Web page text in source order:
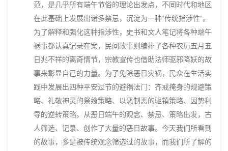
范，是几乎所有端午节俗的理论出发点，不同时代和地区
在此基础上发展出诸多禁忌，沉淀为一种“传统指涉性”。
为了解释和强化这种指涉性，史书和文人笔记将各种端午
祸事都认真记录在案，民间故事则编排了各种农历五月五
日兆不祥的离奇情节，宗教宣传也借助法师驱邪降妖的故
事来彰显自己的力量。为了免除恶日灾祸，民众在生活实
践中发展出四种平安过节的避祸法门：齐戒掩身的规避策
略、礼敬神灵的祭飨策略、以恶制恶的驱镇策略、因势利
导的逆转策略。从恶日端午的观念、禁忌、策略出发，古
人筛选、记录、创作了大量的恶日故事。今天我们所看到
的故事，多是被传统观念筛选过的故事，而我们所了解的